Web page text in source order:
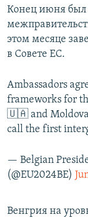
Конец июня был
этом месяце
в Совете ЕС.
Ambassadors
frameworks for
🇺🇦 and
call the first
— Belgian
(@EU2024BE)
Венгрия на